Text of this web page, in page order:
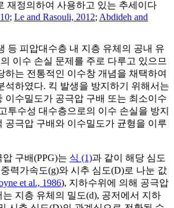
재정의하여 사용하고 있는 추세이다
; Le and Rasouli, 2012; Abdideh and
등 피압대수층 내 지층 유체의 공내 유
이수 손실 문제를 주로 다루고 있으므
하는 전통적인 이수창 개념을 채택하여
석하였다. 킥 발생을 방지하기 위해서는
이수밀도가 공극압 구배 또는 최소이수
투수성 대수층으로의 이수 손실을 방지
공극압 구배와 이수밀도가 균형을 이루
구배(PPG)는 식 (1)과 같이 해당 심도
력가속도(g)와 시추 심도(D)로 나눈 값
et al., 1986), 지하수위에 의해 공극압
지층 유체의 밀도(d), 공저에서 지하